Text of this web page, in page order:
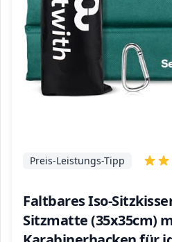
Faltbares Iso-
Sitzmatte (35x35cm)
Preis-Leistungs-Tipp